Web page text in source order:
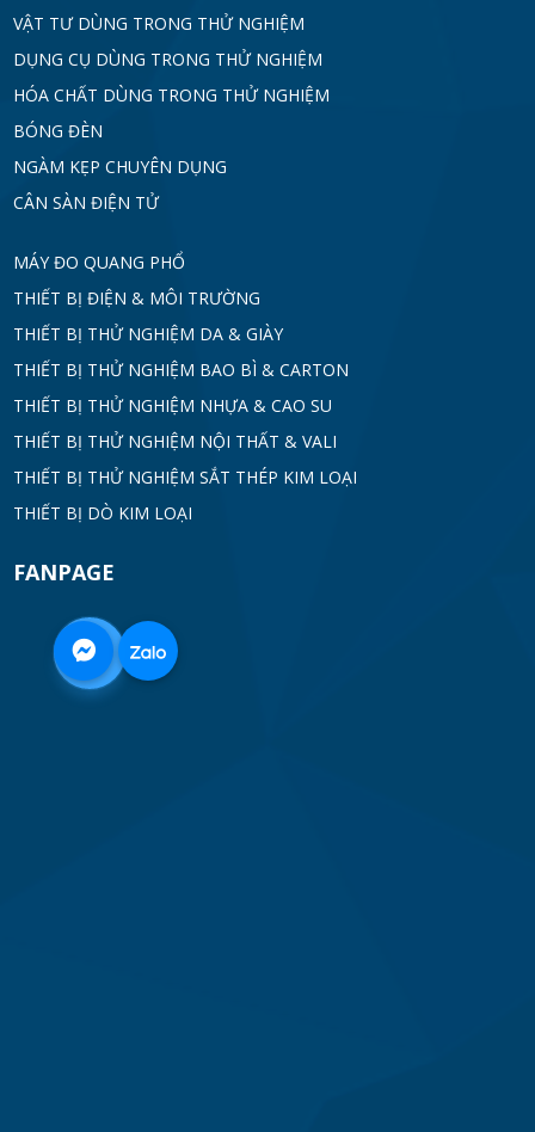
VẬT TƯ DÙNG TRONG THỬ NGHIỆM
DỤNG CỤ DÙNG TRONG THỬ NGHIỆM
HÓA CHẤT DÙNG TRONG THỬ NGHIỆM
BÓNG ĐÈN
NGÀM KẸP CHUYÊN DỤNG
CÂN SÀN ĐIỆN TỬ
MÁY ĐO QUANG PHỔ
THIẾT BỊ ĐIỆN & MÔI TRƯỜNG
THIẾT BỊ THỬ NGHIỆM DA & GIÀY
THIẾT BỊ THỬ NGHIỆM BAO BÌ & CARTON
THIẾT BỊ THỬ NGHIỆM NHỰA & CAO SU
THIẾT BỊ THỬ NGHIỆM NỘI THẤT & VALI
THIẾT BỊ THỬ NGHIỆM SẮT THÉP KIM LOẠI
THIẾT BỊ DÒ KIM LOẠI
FANPAGE
0968